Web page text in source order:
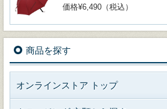
価格¥6,490（税込）
商品を探す
オンラインストア トップ